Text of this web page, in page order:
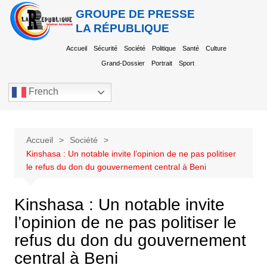
GROUPE DE PRESSE
LA RÉPUBLIQUE
Accueil Sécurité Société Politique Santé Culture
Grand-Dossier Portrait Sport
French
Accueil
Société
Kinshasa : Un notable invite l’opinion de ne pas politiser
le refus du don du gouvernement central à Beni
Kinshasa : Un notable invite
l’opinion de ne pas politiser le
refus du don du gouvernement
central à Beni